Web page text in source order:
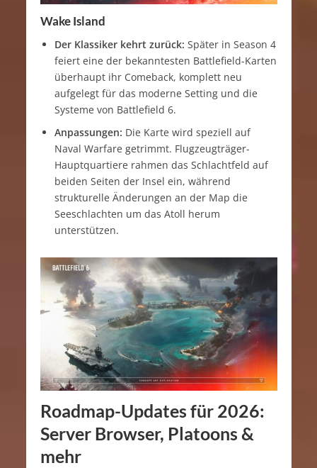
Wake Island
Der Klassiker kehrt zurück: Später in Season 4
feiert eine der bekanntesten Battlefield-Karten
überhaupt ihr Comeback, komplett neu
aufgelegt für das moderne Setting und die
Systeme von Battlefield 6.
Anpassungen: Die Karte wird speziell auf
Naval Warfare getrimmt. Flugzeugträger-
Hauptquartiere rahmen das Schlachtfeld auf
beiden Seiten der Insel ein, während
strukturelle Änderungen an der Map die
Seeschlachten um das Atoll herum
unterstützen.
Roadmap-Updates für 2026:
Server Browser, Platoons &
mehr